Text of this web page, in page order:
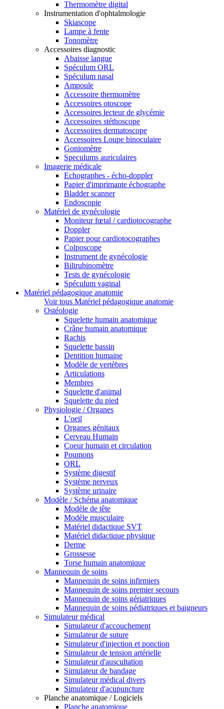
Thermomètre digital
Instrumentation d'ophtalmologie
Skiascope
Lampe à fente
Tonomètre
Accessoires diagnostic
Abaisse langue
Spéculum ORL
Spéculum nasal
Ampoule
Accessoire thermomètre
Accessoires otoscope
Accessoires lecteur de glycémie
Accessoires stéthoscope
Accessoires dermatoscope
Accessoires Loupe binoculaire
Goniomètre
Speculums auriculaires
Imagerie médicale
Echographes - écho-doppler
Papier d'imprimante échographe
Bladder scanner
Endoscopie
Matériel de gynécologie
Moniteur fœtal / cardiotocographe
Doppler
Papier pour cardiotocographes
Colposcope
Instrument de gynécologie
Bilirubinomètre
Tests de gynécologie
Spéculum vaginal
Matériel pédagogique anatomie
Voir tous Matériel pédagogique anatomie
Ostéologie
Squelette humain anatomique
Crâne humain anatomique
Rachis
Squelette bassin
Dentition humaine
Modèle de vertèbres
Articulations
Membres
Squelette d'animal
Squelette du pied
Physiologie / Organes
L'oeil
Organes génitaux
Cerveau Humain
Coeur humain et circulation
Poumons
ORL
Système digestif
Système nerveux
Système urinaire
Modèle / Schéma anatomique
Modèle de tête
Modèle musculaire
Matériel didactique SVT
Matériel didactique physique
Derme
Grossesse
Torse humain anatomique
Mannequin de soins
Mannequin de soins infirmiers
Mannequin de soins premier secours
Mannequin de soins gériatriques
Mannequin de soins pédiatriques et baigneurs
Simulateur médical
Simulateur d'accouchement
Simulateur de suture
Simulateur d'injection et ponction
Simulateur de tension artérielle
Simulateur d'auscultation
Simulateur de bandage
Simulateur médical divers
Simulateur d'acupuncture
Planche anatomique / Logiciels
Planche anatomique